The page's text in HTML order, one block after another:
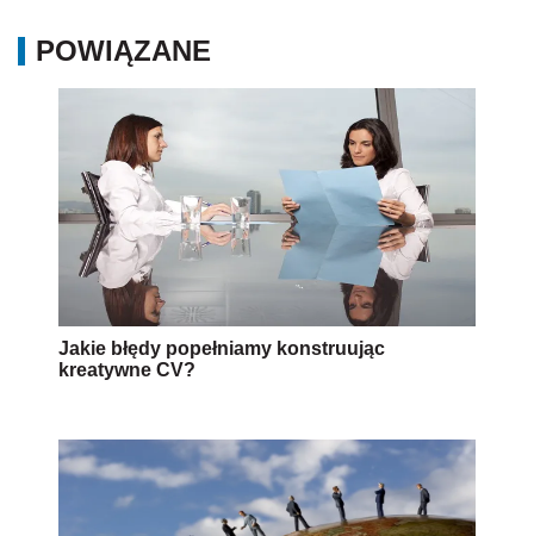
POWIĄZANE
Jakie błędy popełniamy konstruując
kreatywne CV?